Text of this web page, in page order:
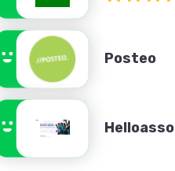
Posteo
Helloasso